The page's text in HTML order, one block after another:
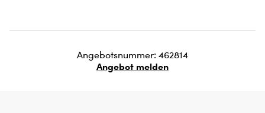
Angebotsnummer: 462814
Angebot melden